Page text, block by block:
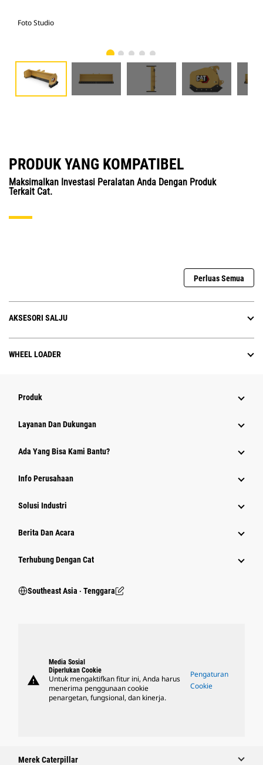
Foto Studio
PRODUK YANG KOMPATIBEL
Maksimalkan Investasi Peralatan Anda Dengan Produk
Terkait Cat.
Perluas Semua
AKSESORI SALJU
WHEEL LOADER
Produk
Layanan Dan Dukungan
Ada Yang Bisa Kami Bantu?
Info Perusahaan
Solusi Industri
Berita Dan Acara
Terhubung Dengan Cat
Southeast Asia ‧ Tenggara
warning
Media Sosial
Diperlukan Cookie
Untuk mengaktifkan fitur ini, Anda harus
menerima penggunaan cookie
penargetan, fungsional, dan kinerja.
Pengaturan
Cookie
Merek Caterpillar